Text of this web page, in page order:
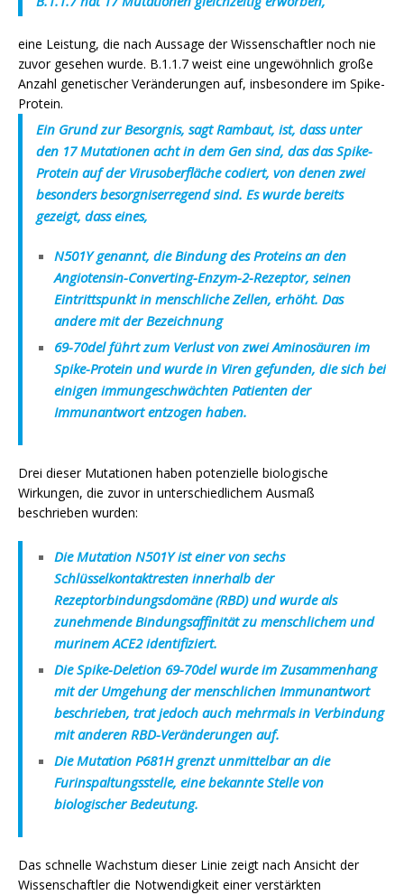
eine Leistung, die nach Aussage der Wissenschaftler noch nie
zuvor gesehen wurde. B.1.1.7 weist eine ungewöhnlich große
Anzahl genetischer Veränderungen auf, insbesondere im Spike-
Protein.
Ein Grund zur Besorgnis, sagt Rambaut, ist, dass unter
den 17 Mutationen acht in dem Gen sind, das das Spike-
Protein auf der Virusoberfläche codiert, von denen zwei
besonders besorgniserregend sind. Es wurde bereits
gezeigt, dass eines,
N501Y genannt, die Bindung des Proteins an den
Angiotensin-Converting-Enzym-2-Rezeptor, seinen
Eintrittspunkt in menschliche Zellen, erhöht. Das
andere mit der Bezeichnung
69-70del führt zum Verlust von zwei Aminosäuren im
Spike-Protein und wurde in Viren gefunden, die sich bei
einigen immungeschwächten Patienten der
Immunantwort entzogen haben.
Drei dieser Mutationen haben potenzielle biologische
Wirkungen, die zuvor in unterschiedlichem Ausmaß
beschrieben wurden:
Die Mutation N501Y ist einer von sechs
Schlüsselkontaktresten innerhalb der
Rezeptorbindungsdomäne (RBD) und wurde als
zunehmende Bindungsaffinität zu menschlichem und
murinem ACE2 identifiziert.
Die Spike-Deletion 69-70del wurde im Zusammenhang
mit der Umgehung der menschlichen Immunantwort
beschrieben, trat jedoch auch mehrmals in Verbindung
mit anderen RBD-Veränderungen auf.
Die Mutation P681H grenzt unmittelbar an die
Furinspaltungsstelle, eine bekannte Stelle von
biologischer Bedeutung.
Das schnelle Wachstum dieser Linie zeigt nach Ansicht der
Wissenschaftler die Notwendigkeit einer verstärkten